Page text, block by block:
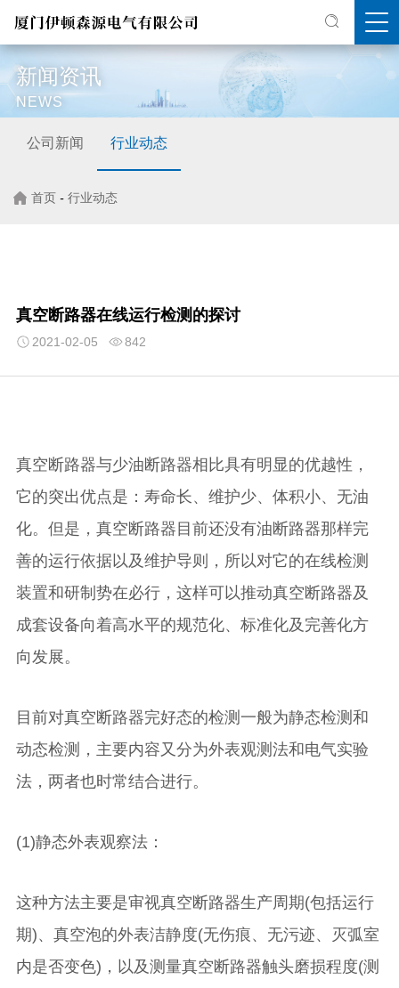
新闻资讯
NEWS
公司新闻 行业动态
首页 - 行业动态
真空断路器在线运行检测的探讨
2021-02-05 842
真空断路器与少油断路器相比具有明显的优越性，
它的突出优点是：寿命长、维护少、体积小、无油
化。但是，真空断路器目前还没有油断路器那样完
善的运行依据以及维护导则，所以对它的在线检测
装置和研制势在必行，这样可以推动真空断路器及
成套设备向着高水平的规范化、标准化及完善化方
向发展。
目前对真空断路器完好态的检测一般为静态检测和
动态检测，主要内容又分为外表观测法和电气实验
法，两者也时常结合进行。
(1)静态外表观察法：
这种方法主要是审视真空断路器生产周期(包括运行
期)、真空泡的外表洁静度(无伤痕、无污迹、灭弧室
内是否变色)，以及测量真空断路器触头磨损程度(测